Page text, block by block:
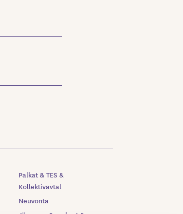
Palkat & TES &
Kollektivavtal
Neuvonta